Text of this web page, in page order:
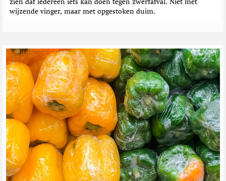
zien dat iedereen iets kan doen tegen zwerfafval. Niet met
wijzende vinger, maar met opgestoken duim.